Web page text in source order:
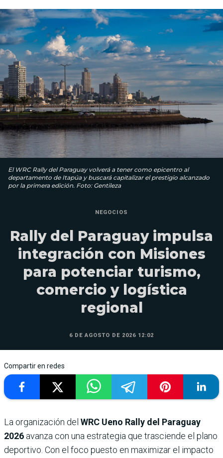
El WRC Rally del Paraguay volverá a tener como epicentro al
departamento de Itapúa y buscará capitalizar el prestigio alcanzado
por la primera edición. Foto: Gentileza
NEGOCIOS
Rally del Paraguay impulsa
integración con Misiones
para potenciar turismo,
comercio y logística
regional
6 DE AGOSTO DE 2026 12:02
Compartir en redes
La organización del WRC Ueno Rally del Paraguay
2026 avanza con una estrategia que trasciende el plano
deportivo. Con el foco puesto en maximizar el impacto